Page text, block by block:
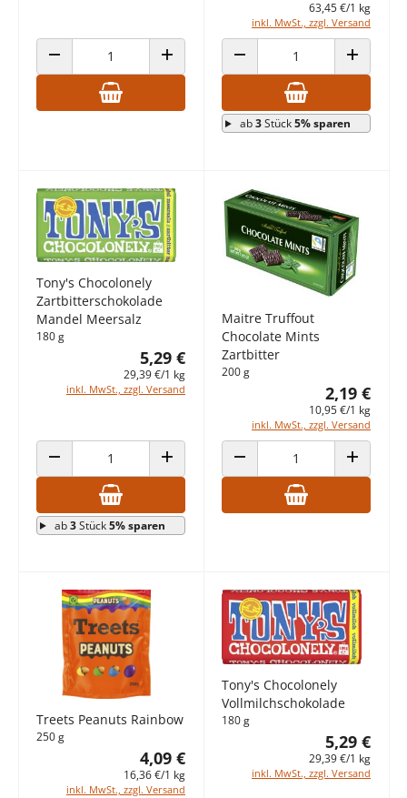
ANZAHL VERRINGERN ANZAHL ERHÖHEN
63,45 €/1 kg
inkl. MwSt., zzgl. Versand
ANZAHL VERRINGERN ANZAHL
ab3Stück5% sparen
Tony's Chocolonely
Zartbitterschokolade
Mandel Meersalz
180 g
5,29 €
29,39 €/1 kg
inkl. MwSt., zzgl. Versand
ANZAHL VERRINGERN ANZAHL ERHÖHEN
ab3Stück5% sparen
Maitre Truffout
Chocolate Mints
Zartbitter
200 g
2,19 €
10,95 €/1 kg
inkl. MwSt., zzgl. Versand
ANZAHL VERRINGERN ANZAHL
Treets Peanuts Rainbow
250 g
4,09 €
16,36 €/1 kg
inkl. MwSt., zzgl. Versand
Tony's Chocolonely
Vollmilchschokolade
180 g
5,29 €
29,39 €/1 kg
inkl. MwSt., zzgl. Versand